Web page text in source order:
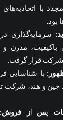
با
بود.
: سرمایه‌گذاری
باکیفیت، مدرن
شرکت قرار گرفت.
: با شناسایی
چین و هند، شرکت
پس از فروش: